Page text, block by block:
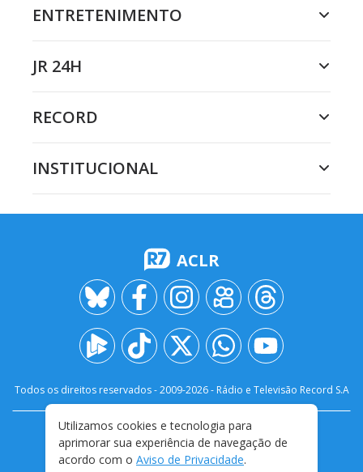
ENTRETENIMENTO
JR 24H
RECORD
INSTITUCIONAL
ACLR
Todos os direitos reservados - 2009-2026- Rádio e Televisão Record S.A
FALE CONOSCO
PRIVACIDADE
TERMOS E CONDIÇÕES DE USO
Utilizamos cookies e tecnologia para
aprimorar sua experiência de navegação de
acordo com o Aviso de Privacidade.